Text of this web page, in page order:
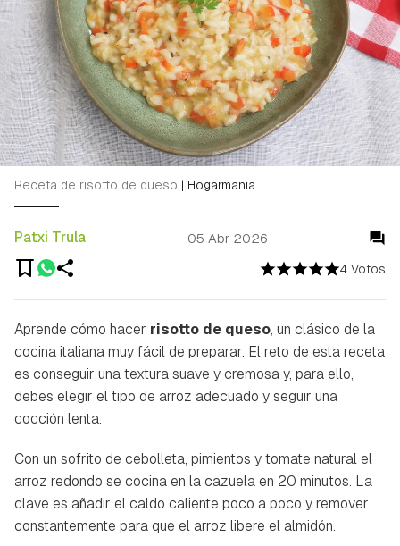
4 Votos
Patxi Trula 05 Abr 2026
Receta de risotto de queso | Hogarmania
Aprende cómo hacer risotto de queso, un clásico de la
cocina italiana muy fácil de preparar. El reto de esta receta
es conseguir una textura suave y cremosa y, para ello,
debes elegir el tipo de arroz adecuado y seguir una
cocción lenta.
Con un sofrito de cebolleta, pimientos y tomate natural el
arroz redondo se cocina en la cazuela en 20 minutos. La
clave es añadir el caldo caliente poco a poco y remover
constantemente para que el arroz libere el almidón.